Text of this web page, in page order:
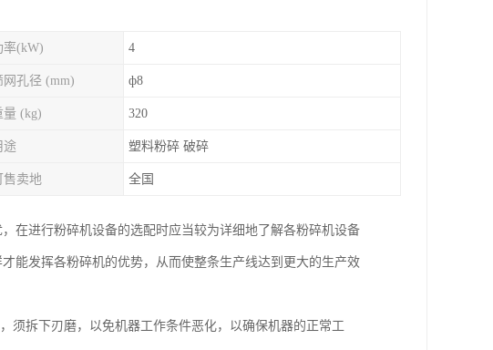
率(kW) 4
网孔径 (mm) ф8
量 (kg) 320
途 塑料粉碎 破碎
售卖地 全国
在进行粉碎机设备的选配时应当较为详细地了解各粉碎机设备
能发挥各粉碎机的优势，从而使整条生产线达到更大的生产效
须拆下刃磨，以免机器工作条件恶化，以确保机器的正常工